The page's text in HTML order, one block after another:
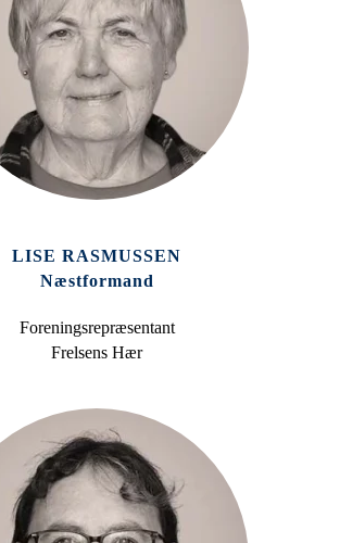
LISE RASMUSSEN
Næstformand
Foreningsrepræsentant
Frelsens Hær